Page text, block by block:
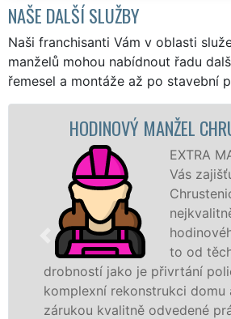
NAŠE DALŠÍ SLUŽBY
Naši franchisanti Vám v oblasti
manželů mohou nabídnout řadu
řemesel a montáže až po stavební
MANŽEL CHRUSTENICE
EXTRA MANŽEL pro
Vás zajišťuje v
Chrustenicích ty
nejkvalitnější služby
hodinového manžela a
to od těch nejmenších
jako je přivrtání poličky, až po
rekonstrukci domu a bytu se
kvalitně odvedené práce